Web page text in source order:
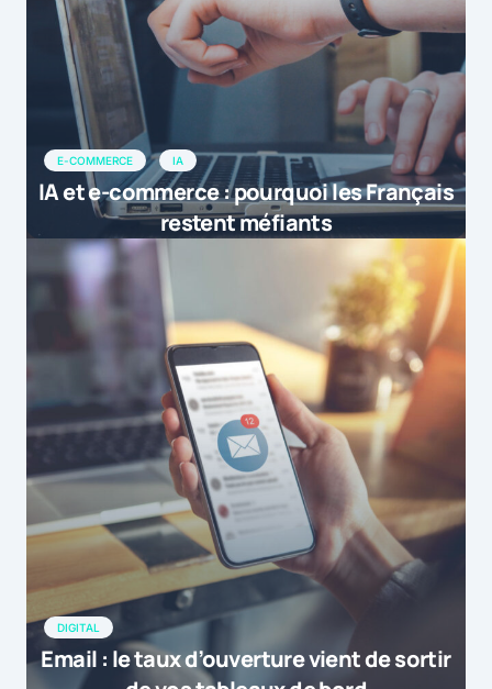
E-COMMERCE IA
IA et e-commerce : pourquoi les Français
restent méfiants
DIGITAL
Email : le taux d’ouverture vient de sortir